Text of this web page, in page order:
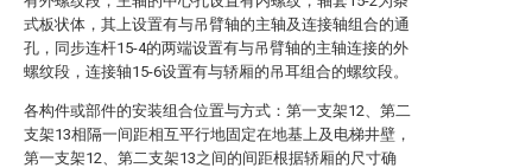
式板状体，其上设置有与吊臂轴的主轴及连接轴组合的通
孔，同步连杆15-4的两端设置有与吊臂轴的主轴连接的外
螺纹段，连接轴15-6设置有与轿厢的吊耳组合的螺纹段。
各构件或部件的安装组合位置与方式：第一支架12、第二
支架13相隔一间距相互平行地固定在地基上及电梯井壁，
第一支架12、第二支架13之间的间距根据轿厢的尺寸确